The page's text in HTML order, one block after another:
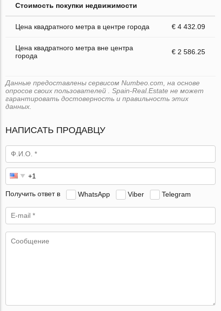
Стоимость покупки недвижимости
Цена квадратного метра в центре города € 4 432.09
Цена квадратного метра вне центра
города
€ 2 586.25
Данные предоставлены сервисом Numbeo.com, на основе
опросов своих пользователей . Spain-Real.Estate не может
гарантировать достоверность и правильность этих
данных.
НАПИСАТЬ ПРОДАВЦУ
Получить ответ в WhatsApp Viber Telegram